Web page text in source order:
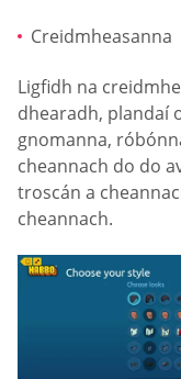
Creidmheasanna
Ligfidh na
dhearadh, plandaí
gnomanna,
cheannach do do
troscán a
cheannach.